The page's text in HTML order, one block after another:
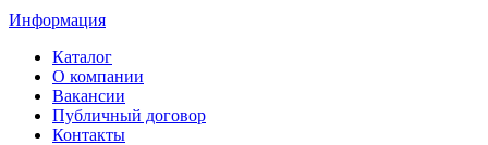
Информация
Каталог
О компании
Вакансии
Публичный договор
Контакты